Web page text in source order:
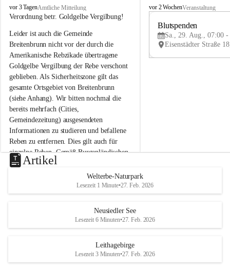
B
r
i
t
e
n
b
r
u
n
n
a
m
N
e
u
s
d
S
vor 3 TagenAmtliche Mitteilung
Verordnung betr. Goldgelbe Vergilbung!
Leider ist auch die Gemeinde
Breitenbrunn nicht vor der durch die
Amerikanische Rebzikade übertragene
Goldgelbe Vergilbung der Rebe verschont
geblieben. Als Sicherheitszone gilt das
gesamte Ortsgebiet von Breitenbrunn
(siehe Anhang). Wir bitten nochmal die
bereits mehrfach (Cities,
Gemeindezeitung) ausgesendeten
Informationen zu studieren und befallene
Reben zu entfernen. Dies gilt auch für
einzelne Reben. Gemäß Burgenländischen
Weinbaugesetz sind nicht gepflegte oder
unzulässige Weingärten zu roden! Bitte
helfen wir zusammen um unsere Winzer
vor den prognostizierten Ernteausfällen
und den daraus folgenden wirtschaftlichen
Maßnahmen zur Bekämpfung
B
e
u
e
d
r
S
vor 2 WochenVeranstaltung
Blutspenden
Sa., 29. Aug., 07:00 -
Artikel
Welterbe-Naturpark
Lesezeit 1 Minute•27. Feb. 2026
Neusiedler See
Lesezeit 6 Minuten•27. Feb. 2026
Leithagebirge
Lesezeit 3 Minuten•27. Feb. 2026